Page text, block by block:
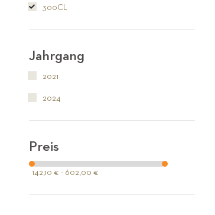
300CL
Jahrgang
2021
2024
Preis
142,10 € - 602,00 €